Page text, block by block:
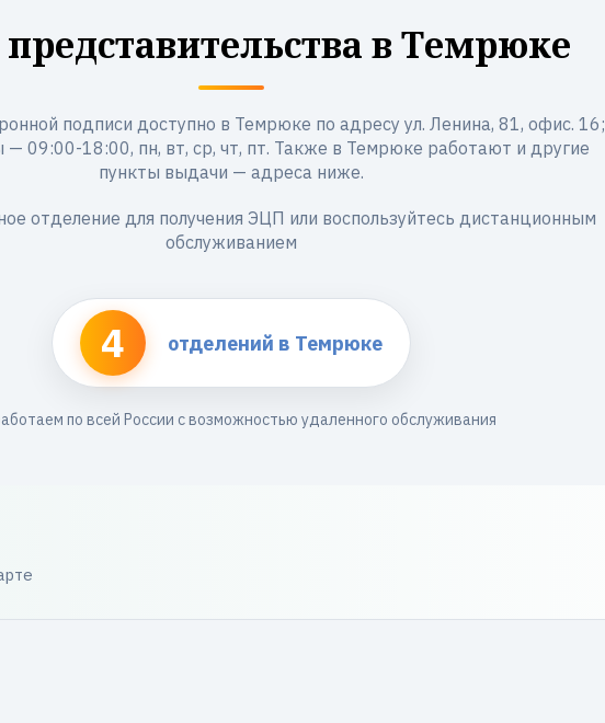
в Темрюке
подписи доступно в Темрюке по адресу ул. Ленина, 81, офис. 16;
09:00-18:00, пн, вт, ср, чт, пт. Также в Темрюке работают и другие
пункты выдачи — адреса ниже.
отделение для получения ЭЦП или воспользуйтесь дистанционным
обслуживанием
4 отделений в Темрюке
по всей России с возможностью удаленного обслуживания